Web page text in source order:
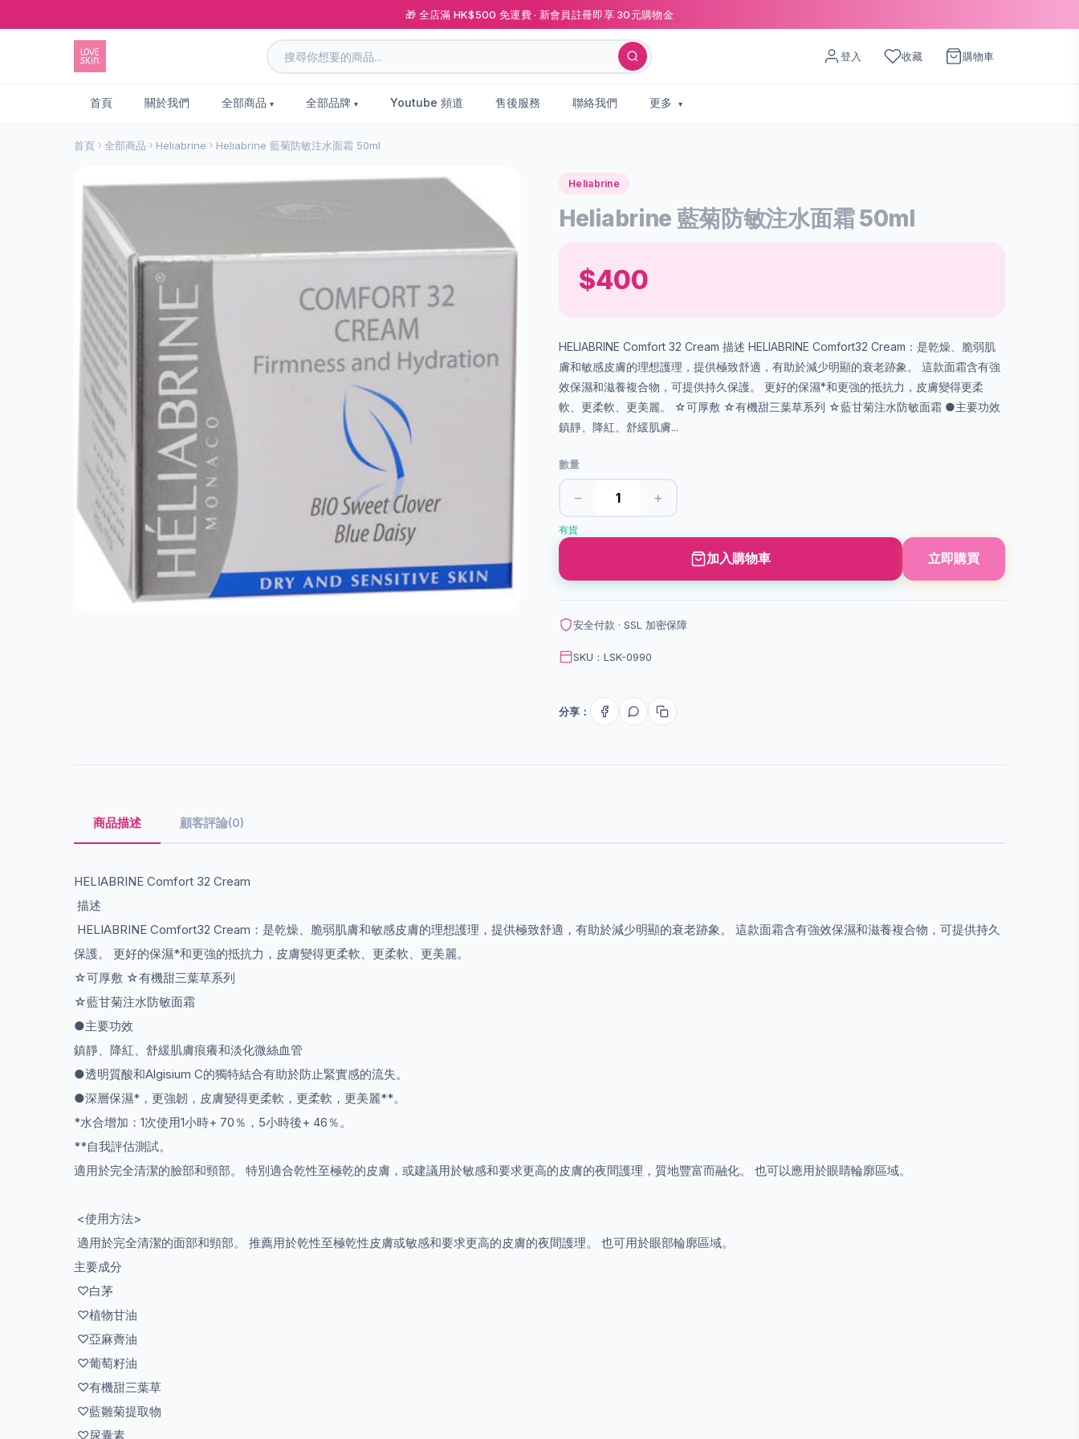
🎁 全店滿 HK$500 免運費 · 新會員註冊即享 30元購物金
登入 收藏 購物車
首頁 關於我們 全部商品 全部品牌 Youtube 頻道 售後服務 聯絡我們 更多
首頁 全部商品 Heliabrine Heliabrine 藍菊防敏注水面霜 50ml
Heliabrine
Heliabrine 藍菊防敏注水面霜 50ml
$400
HELIABRINE Comfort 32 Cream 描述 HELIABRINE Comfort32 Cream：是乾燥、脆弱肌
膚和敏感皮膚的理想護理，提供極致舒適，有助於減少明顯的衰老跡象。 這款面霜含有強
效保濕和滋養複合物，可提供持久保護。 更好的保濕*和更強的抵抗力，皮膚變得更柔
軟、更柔軟、更美麗。 ☆可厚敷 ☆有機甜三葉草系列 ☆藍甘菊注水防敏面霜 ●主要功效
鎮靜、降紅、舒緩肌膚...
數量
− +
有貨
加入購物車 立即購買
安全付款 · SSL 加密保障
SKU：LSK-0990
分享：
商品描述 顧客評論(0)
HELIABRINE Comfort 32 Cream
描述
HELIABRINE Comfort32 Cream：是乾燥、脆弱肌膚和敏感皮膚的理想護理，提供極致舒適，有助於減少明顯的衰老跡象。 這款面霜含有強效保濕和滋養複合物，可提供持久
保護。 更好的保濕*和更強的抵抗力，皮膚變得更柔軟、更柔軟、更美麗。
☆可厚敷 ☆有機甜三葉草系列
☆藍甘菊注水防敏面霜
●主要功效
鎮靜、降紅、舒緩肌膚痕癢和淡化微絲血管
●透明質酸和Algisium C的獨特結合有助於防止緊實感的流失。
●深層保濕*，更強韌，皮膚變得更柔軟，更柔軟，更美麗**。
*水合增加：1次使用1小時+ 70％，5小時後+ 46％。
**自我評估測試。
適用於完全清潔的臉部和頸部。 特別適合乾性至極乾的皮膚，或建議用於敏感和要求更高的皮膚的夜間護理，質地豐富而融化。 也可以應用於眼睛輪廓區域。
<使用方法>
適用於完全清潔的面部和頸部。 推薦用於乾性至極乾性皮膚或敏感和要求更高的皮膚的夜間護理。 也可用於眼部輪廓區域。
主要成分
♡白茅
♡植物甘油
♡亞麻薺油
♡葡萄籽油
♡有機甜三葉草
♡藍雛菊提取物
♡尿囊素